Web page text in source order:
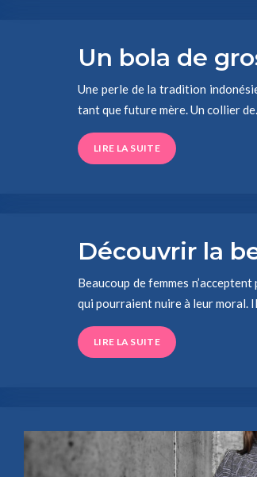
Un bola de
Une perle de la tradition
tant que future mère. Un collier
LIRE LA SUITE
Découvrir la
Beaucoup de femmes
qui pourraient nuire à leur moral.
LIRE LA SUITE